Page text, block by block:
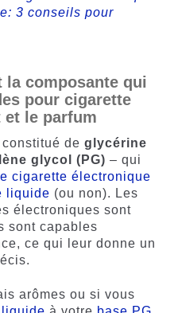
3 conseils pour
la composante qui
pour cigarette
le parfum
de glycérine
glycol (PG) – qui
cigarette électronique
liquide (ou non). Les
électroniques sont
sont capables
ce qui leur donne un
arômes ou si vous